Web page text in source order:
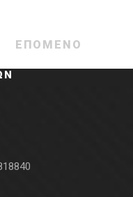
ΕΠΟΜΕΝΟ